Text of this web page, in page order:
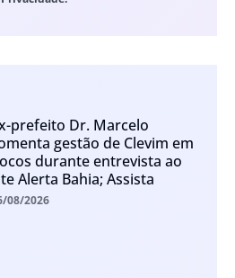
prefeito Dr. Marcelo
gestão de Clevim em
durante entrevista ao
Alerta Bahia; Assista
08/2026